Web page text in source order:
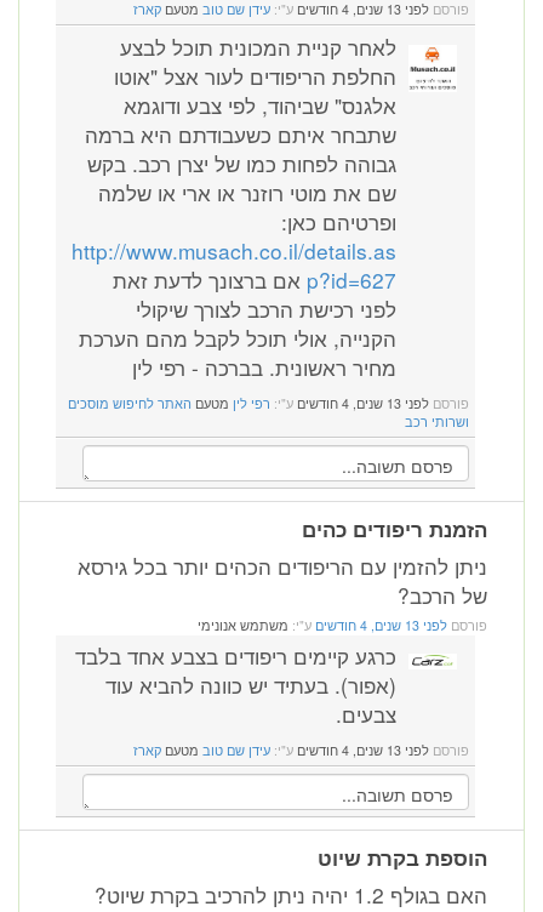
פורסם לפני 13 שנים, 4 חודשים ע"י: עידן שם טוב מטעם קארז
לאחר קניית המכונית תוכל לבצע
החלפת הריפודים לעור אצל "אוטו
אלגנס" שביהוד, לפי צבע ודוגמא
שתבחר איתם כשעבודתם היא ברמה
גבוהה לפחות כמו של יצרן רכב. בקש
שם את מוטי רוזנר או ארי או שלמה
ופרטיהם כאן:
http://www.musach.co.il/details.as
p?id=627 אם ברצונך לדעת זאת
לפני רכישת הרכב לצורך שיקולי
הקנייה, אולי תוכל לקבל מהם הערכת
מחיר ראשונית. בברכה - רפי לין
פורסם לפני 13 שנים, 4 חודשים ע"י: רפי לין מטעם האתר לחיפוש מוסכים
ושרותי רכב
הזמנת ריפודים כהים
ניתן להזמין עם הריפודים הכהים יותר בכל גירסא
של הרכב?
פורסם לפני 13 שנים, 4 חודשים ע"י: משתמש אנונימי
כרגע קיימים ריפודים בצבע אחד בלבד
(אפור). בעתיד יש כוונה להביא עוד
צבעים.
פורסם לפני 13 שנים, 4 חודשים ע"י: עידן שם טוב מטעם קארז
הוספת בקרת שיוט
האם בגולף 1.2 יהיה ניתן להרכיב בקרת שיוט?